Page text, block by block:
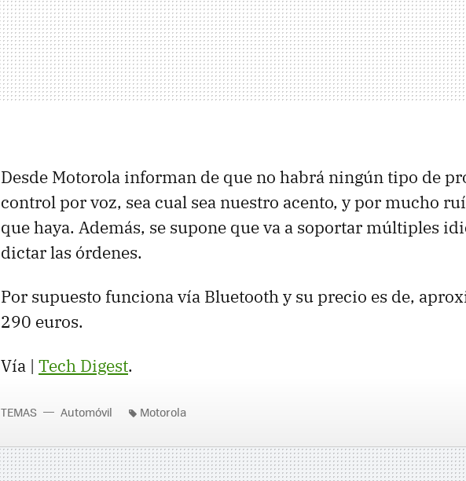
Desde Motorola informan de que no habrá ningún tipo de
control por voz, sea cual sea nuestro acento, y por mucho
que haya. Además, se supone que va a soportar múltiples
dictar las órdenes.
Por supuesto funciona vía Bluetooth y su precio es de,
290 euros.
Vía | Tech Digest.
TEMAS Automóvil Motorola